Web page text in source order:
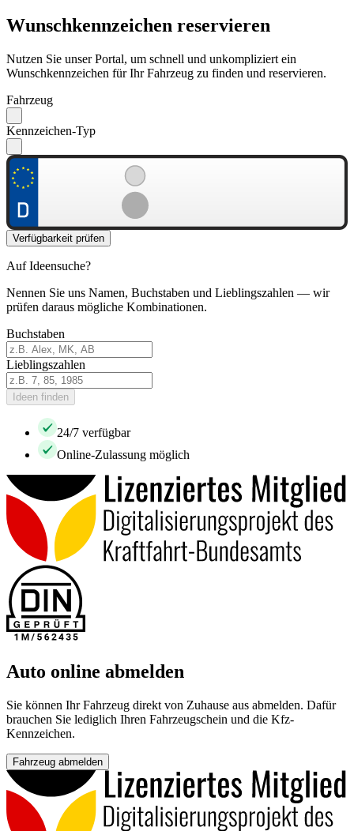
Wunschkennzeichen reservieren
Nutzen Sie unser Portal, um schnell und unkompliziert ein
Wunschkennzeichen für Ihr Fahrzeug zu finden und reservieren.
Fahrzeug
Kennzeichen-Typ
Verfügbarkeit prüfen
Auf Ideensuche?
Nennen Sie uns Namen, Buchstaben und Lieblingszahlen — wir
prüfen daraus mögliche Kombinationen.
Buchstaben
Lieblingszahlen
Ideen finden
24/7 verfügbar
Online-Zulassung möglich
Auto online abmelden
Sie können Ihr Fahrzeug direkt von Zuhause aus abmelden. Dafür
brauchen Sie lediglich Ihren Fahrzeugschein und die Kfz-
Kennzeichen.
Fahrzeug abmelden